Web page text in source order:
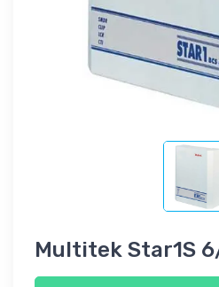
Multitek Star1S